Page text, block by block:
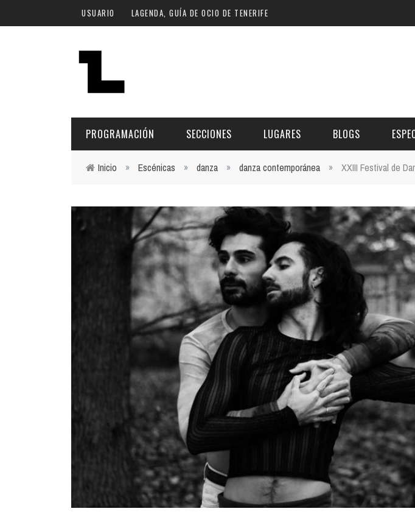
Pasar al contenido principal
USUARIO LAGENDA, GUÍA DE OCIO DE TENERIFE
PROGRAMACIÓN
Plan Finde
Norte
Sur
Santa Cruz | La Laguna
Islas
SECCIONES
ESCÉNICAS
CULTURA
GASTRONOMÍA
INFANTIL
LUGARES
SALAS Y AUDITORIOS
ESPACIOS CULTURALES
NOCHE
LOCALES CON ACTUACIONES
COMERCIO
GASTRO
FORMATIVO
BLOGS
XXVII
Inicio » Escénicas » danza » danza contemporánea » XXIII Festival de